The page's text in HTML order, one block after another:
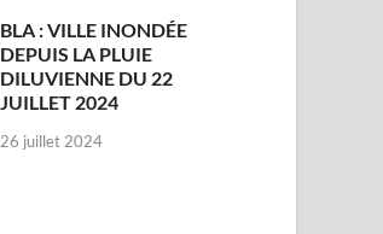
BLA : VILLE INONDÉE
DEPUIS LA PLUIE
DILUVIENNE DU 22
JUILLET 2024
26 juillet 2024